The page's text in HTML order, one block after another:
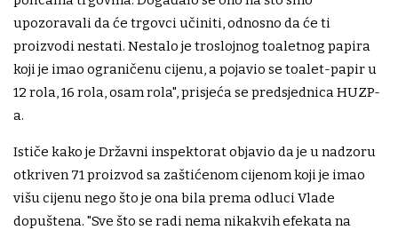
upozoravali da će trgovci učiniti, odnosno da će ti
proizvodi nestati. Nestalo je troslojnog toaletnog papira
koji je imao ograničenu cijenu, a pojavio se toalet-papir u
12 rola, 16 rola, osam rola", prisjeća se predsjednica HUZP-
a.
Ističe kako je Državni inspektorat objavio da je u nadzoru
otkriven 71 proizvod sa zaštićenom cijenom koji je imao
višu cijenu nego što je ona bila prema odluci Vlade
dopuštena. "Sve što se radi nema nikakvih efekata na